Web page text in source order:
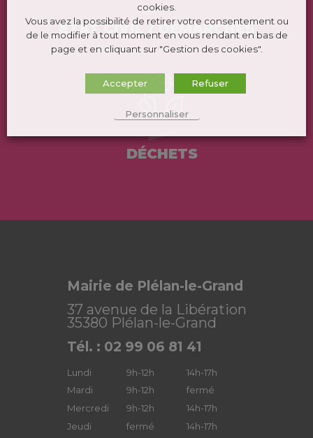
ÉTAT CIVIL / DEMARCHES
DÉCHETS
Mairie de Plélan-le-Grand
37 avenue de la Libération
35380 Plélan-le-Grand
Tél. : 02 99 06 81 41
Lundi 9h-12h
14h-17h
Mardi
9h-12h
fermé
Mercredi
9h-12h
14h-17h
Jeudi
fermé
14h-17h
cookies.
Vous avez la possibilité de retirer votre consentement ou
de le modifier à tout moment en vous rendant en bas de
page et en cliquant sur "Gestion des cookies".
Accepter Refuser
Personnaliser